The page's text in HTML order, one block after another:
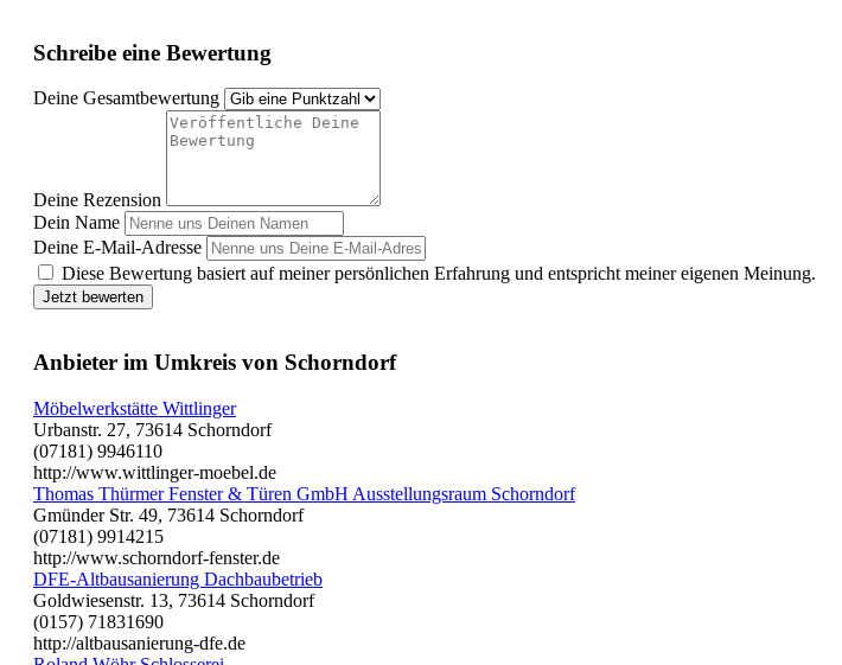
Schreibe eine Bewertung
Deine Gesamtbewertung
Deine Rezension
Dein Name
Deine E-Mail-Adresse
Diese Bewertung basiert auf meiner persönlichen Erfahrung und entspricht meiner eigenen Meinung.
Jetzt bewerten
Anbieter im Umkreis von Schorndorf
Möbelwerkstätte Wittlinger
Urbanstr. 27, 73614 Schorndorf
(07181) 9946110
http://www.wittlinger-moebel.de
Thomas Thürmer Fenster & Türen GmbH Ausstellungsraum Schorndorf
Gmünder Str. 49, 73614 Schorndorf
(07181) 9914215
http://www.schorndorf-fenster.de
DFE-Altbausanierung Dachbaubetrieb
Goldwiesenstr. 13, 73614 Schorndorf
(0157) 71831690
http://altbausanierung-dfe.de